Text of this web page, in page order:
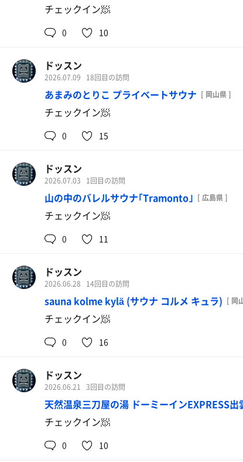
チェックイン🧖
0 10
ドッスン
2026.07.09 18回目の訪問
あまみのとりこ プライベートサウナ [ 岡山県 ]
チェックイン🧖
0 15
ドッスン
2026.07.03 1回目の訪問
山の中のバレルサウナ｢Tramonto｣ [ 広島県 ]
チェックイン🧖
0 11
ドッスン
2026.06.28 14回目の訪問
sauna kolme kylä (サウナ コルメ キュラ) [ 岡
チェックイン🧖
0 16
ドッスン
2026.06.21 3回目の訪問
天然温泉三刀屋の湯 ドーミーインEXPRESS出
チェックイン🧖
0 10